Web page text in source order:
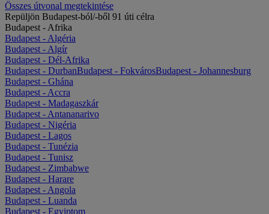
Összes útvonal megtekintése
Repüljön Budapest-ból/-ből 91 úti célra
Budapest - Afrika
Budapest - Algéria
Budapest - Algír
Budapest - Dél-Afrika
Budapest - DurbanBudapest - FokvárosBudapest - Johannesburg
Budapest - Ghána
Budapest - Accra
Budapest - Madagaszkár
Budapest - Antananarivo
Budapest - Nigéria
Budapest - Lagos
Budapest - Tunézia
Budapest - Tunisz
Budapest - Zimbabwe
Budapest - Harare
Budapest - Angola
Budapest - Luanda
Budapest - Egyiptom